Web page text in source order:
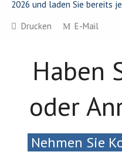
2026 und laden Sie bereits
Drucken
E-Mail
Haben
oder
Nehmen Sie